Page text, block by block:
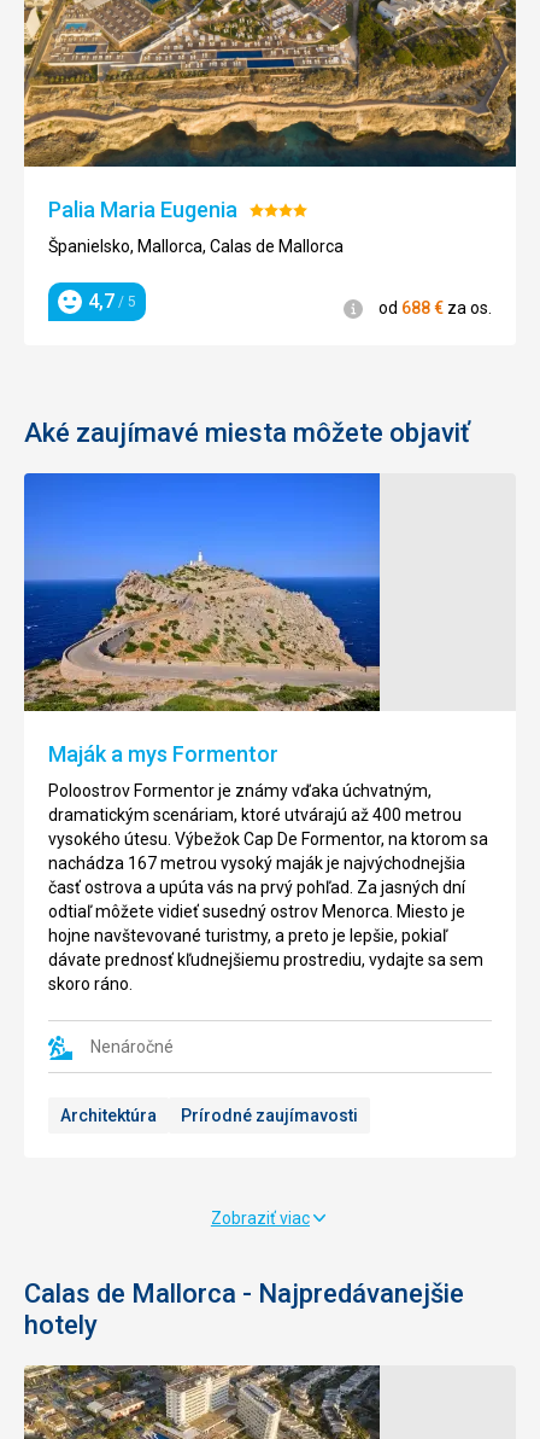
Palia Maria Eugenia Hodnotenie:
4/5
Španielsko, Mallorca, Calas de Mallorca
Hodnotenie
4,7 / 5 Informácie
od 688€ za os.
Aké zaujímavé miesta môžete objaviť
Maják a mys Formentor
Poloostrov Formentor je známy vďaka úchvatným,
dramatickým scenáriam, ktoré utvárajú až 400 metrou
vysokého útesu. Výbežok Cap De Formentor, na ktorom sa
nachádza 167 metrou vysoký maják je najvýchodnejšia
časť ostrova a upúta vás na prvý pohľad. Za jasných dní
odtiaľ môžete vidieť susedný ostrov Menorca. Miesto je
hojne navštevované turistmy, a preto je lepšie, pokiaľ
dávate prednosť kľudnejšiemu prostrediu, vydajte sa sem
skoro ráno.
Nenáročné
Architektúra Prírodné zaujímavosti
Capdepera
Toto
ihrisko
navrhol
slvávny,
architekt
Dan
Maples.
označené
najkrajšie
Mallorke.
navštíviť
reštauráciu
tradičnom
kde
sa
pravidelne
grilovanie
a
posedenie
Botanicactus
Ide
o
jednu
z
botanických
záhrad
rozlohu
000m
2
Môžete
prehliadnúť
najrôznejšie
exotické
Sú
tu
vytvorené
a
terasy,
ktoré
Zobraziť viac
Calas de Mallorca - Najpredávanejšie
hotely